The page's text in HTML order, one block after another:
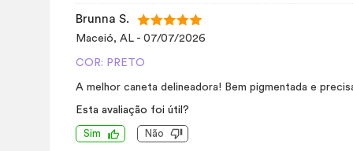
Brunna S.
Maceió, AL - 07/07/2026
COR: PRETO
A melhor caneta delineadora! Bem pigmentada e
Esta avaliação foi útil?
Sim Não